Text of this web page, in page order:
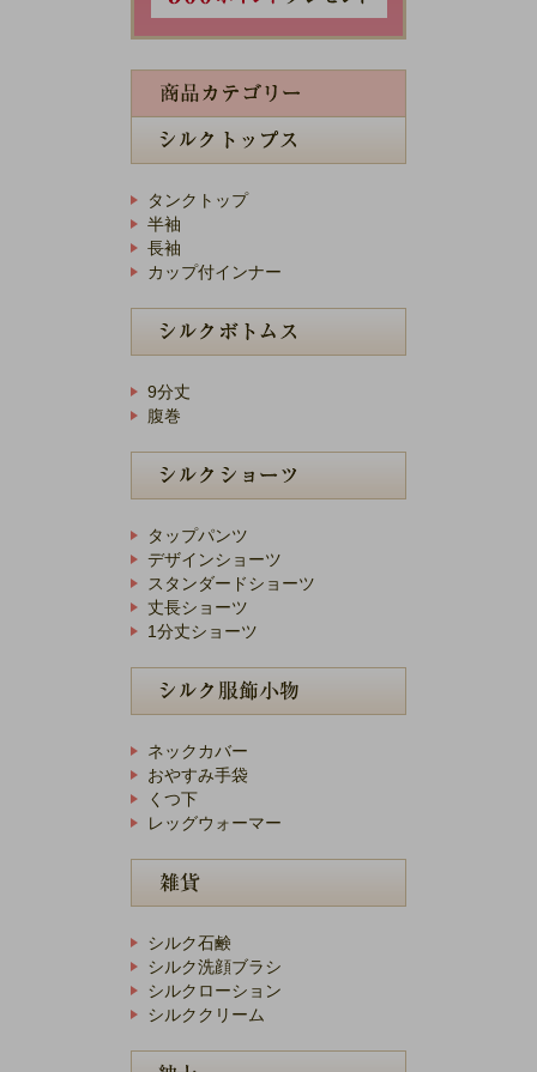
タンクトップ
半袖
長袖
カップ付インナー
9分丈
腹巻
タップパンツ
デザインショーツ
スタンダードショーツ
丈長ショーツ
1分丈ショーツ
ネックカバー
おやすみ手袋
くつ下
レッグウォーマー
シルク石鹸
シルク洗顔ブラシ
シルクローション
シルククリーム